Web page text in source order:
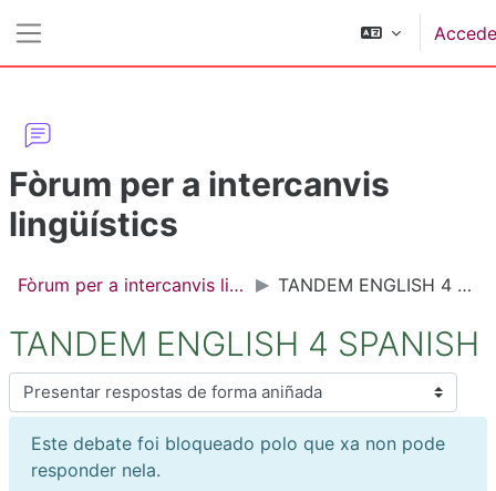
Fòrum per a intercanvis
lingüístics
Fòrum per a intercanvis lingüístics TANDEM ENGLISH 4 SPANISH
TANDEM ENGLISH 4 SPANISH
Modo de presentación
Este debate foi bloqueado polo que xa non pode
responder nela.